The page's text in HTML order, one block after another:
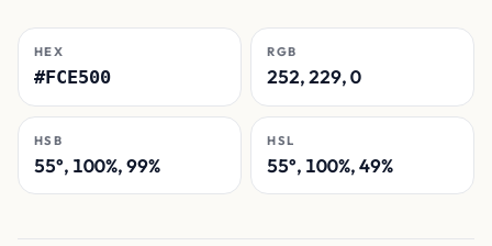
HEX
#FCE500
RGB
252, 229, 0
HSB
55°, 100%, 99%
HSL
55°, 100%, 49%